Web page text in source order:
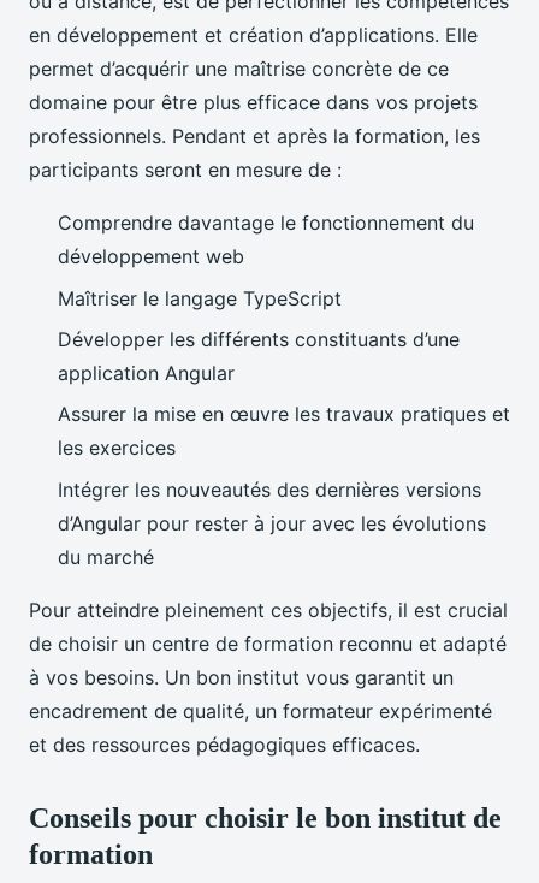
en développement et création d’applications. Elle
permet d’acquérir une maîtrise concrète de ce
domaine pour être plus efficace dans vos projets
professionnels. Pendant et après la formation, les
participants seront en mesure de :
Comprendre davantage le fonctionnement du
développement web
Maîtriser le langage TypeScript
Développer les différents constituants d’une
application Angular
Assurer la mise en œuvre les travaux pratiques et
les exercices
Intégrer les nouveautés des dernières versions
d’Angular pour rester à jour avec les évolutions
du marché
Pour atteindre pleinement ces objectifs, il est crucial
de choisir un centre de formation reconnu et adapté
à vos besoins. Un bon institut vous garantit un
encadrement de qualité, un formateur expérimenté
et des ressources pédagogiques efficaces.
Conseils pour choisir le bon institut de
formation